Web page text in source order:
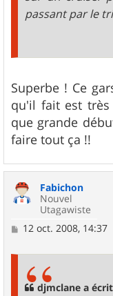
passant par le
Superbe ! Ce
qu'il fait est
que grande
faire tout ça !!
Fabichon
Nouvel
Utagawiste
M12 oct. 2008, 14:37
djmclane a